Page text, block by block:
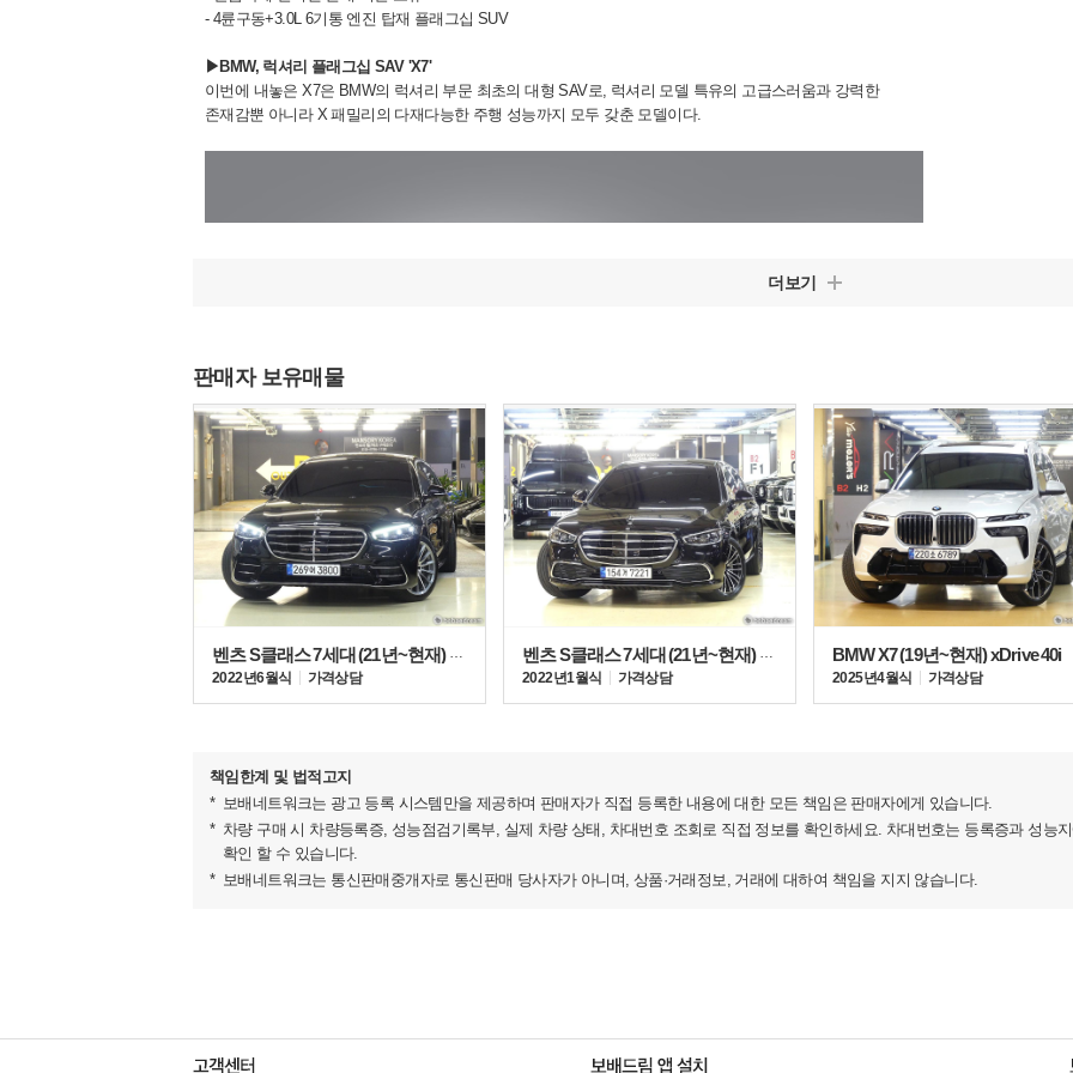
- 4륜구동+3.0L 6기통 엔진 탑재 플래그십 SUV
▶BMW, 럭셔리 플래그십 SAV 'X7'
이번에 내놓은 X7은 BMW의 럭셔리 부문 최초의 대형 SAV로, 럭셔리 모델 특유의 고급스러움과 강력한
존재감뿐 아니라 X 패밀리의 다재다능한 주행 성능까지 모두 갖춘 모델이다.
X 패밀리의 플래그십 모델이라는 명성에 걸맞게 BMW 라인업 중 가장 넓은 실내 공간과 최고급 인테리어,
다양한 편의 사양을 갖추고 있으며, 첨단 파워트레인과 섀시 기술을 통해 탁월한 오프로드 주행 성능과
안락한 승차감, 그리고 특유의 민첩한 핸들링 성능을 갖추고 있다.
더보기
판매자 보유매물
벤츠 S클래스 7세대 (21년~현재) S500L 4매틱
2022년 6월식
가격상담
벤츠 S클래스 7세대 (21년~현재) S350 d
2022년 1월식
가격상담
BMW X7 (19년~현재) xDrive 40i
2025년 4월식 가격상담
책임한계 및 법적고지
보배네트워크는 광고 등록 시스템만을 제공하며 판매자가 직접 등록한 내용에 대한 모든 책임은 판매자에게 있습니다.
차량 구매 시 차량등록증, 성능점검기록부, 실제 차량 상태, 차대번호 조회로 직접 정보를 확인하세요. 차대번호는 등록증과 성능
확인 할 수 있습니다.
보배네트워크는 통신판매중개자로 통신판매 당사자가 아니며, 상품·거래정보, 거래에 대하여 책임을 지지 않습니다.